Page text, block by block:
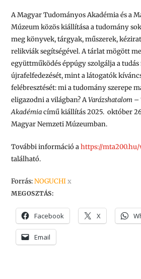
A Magyar Tudományos Akadémia és a
Múzeum közös kiállítása a tudomány
meg könyvek, tárgyak, műszerek,
relikviák segítségével. A tárlat mögött
együttműködés éppúgy szolgálja a tudás
újrafelfedezését, mint a látogatók
felébresztését: mi a tudomány szerepe
eligazodni a világban? AVarázshatalom –
Akadémiacímű kiállítás 2025. október
Magyar Nemzeti Múzeumban.
További információ ahttps://
található.
Forrás:NOGUCHI x
MEGOSZTÁS:
Facebook X
Email